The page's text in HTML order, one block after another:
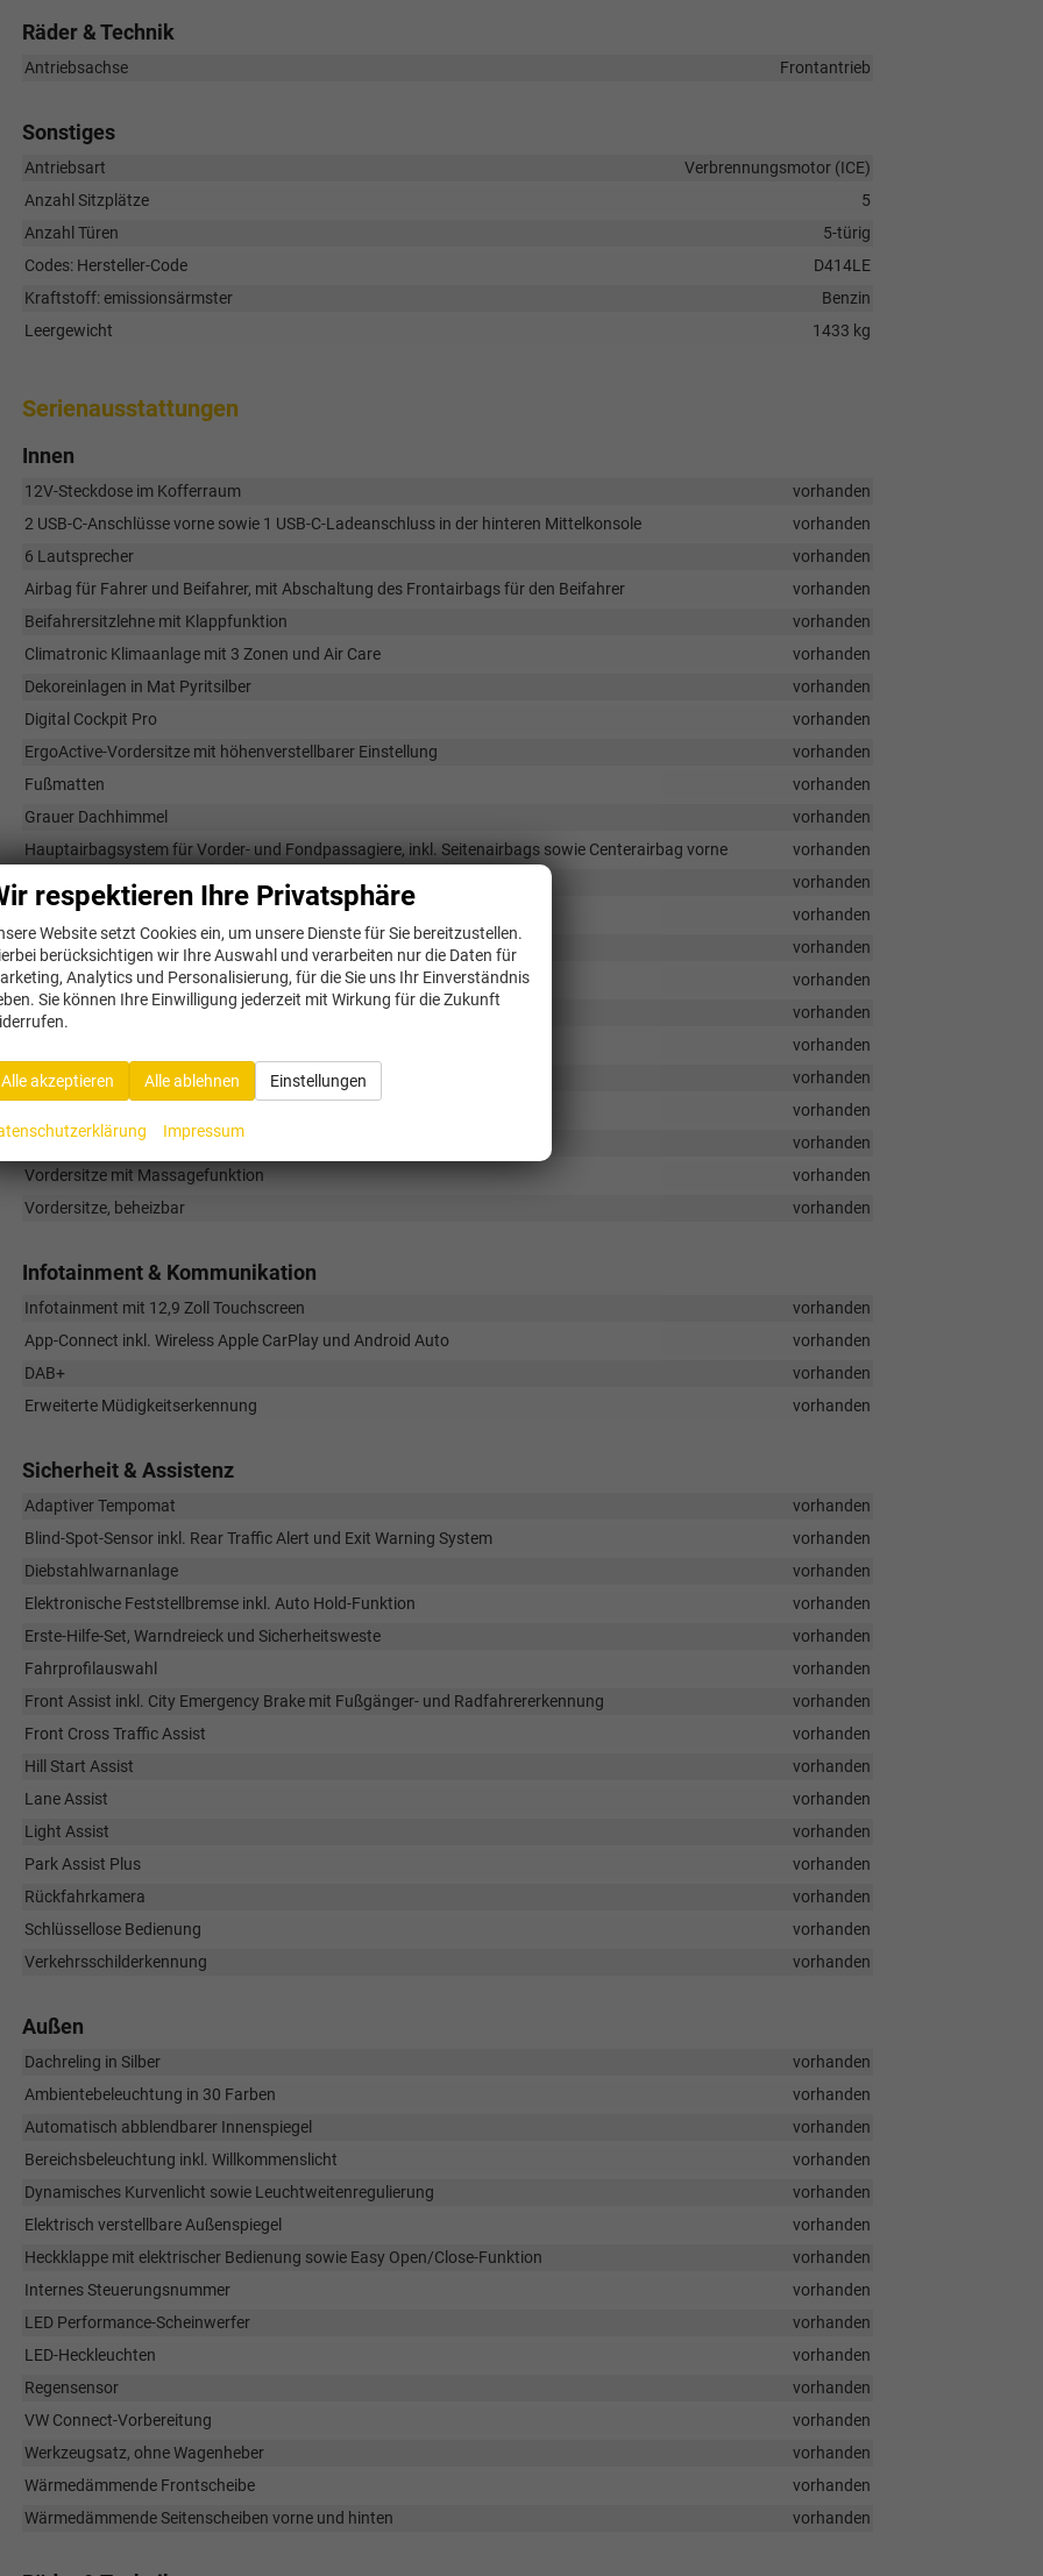
Räder & Technik
Antriebsachse Frontantrieb
Sonstiges
Antriebsart
Verbrennungsmotor (ICE)
Anzahl Sitzplätze
5
Anzahl Türen
5-türig
Codes: Hersteller-Code
D414LE
Kraftstoff: emissionsärmster
Benzin
Leergewicht
1433 kg
Serienausstattungen
Innen
12V-Steckdose im Kofferraum
vorhanden
2 USB-C-Anschlüsse vorne sowie 1 USB-C-Ladeanschluss in der hinteren Mittelkonsole
vorhanden
6 Lautsprecher
vorhanden
Airbag für Fahrer und Beifahrer, mit Abschaltung des Frontairbags für den Beifahrer
vorhanden
Beifahrersitzlehne mit Klappfunktion
vorhanden
Climatronic Klimaanlage mit 3 Zonen und Air Care
vorhanden
Dekoreinlagen in Mat Pyritsilber
vorhanden
Digital Cockpit Pro
vorhanden
ErgoActive-Vordersitze mit höhenverstellbarer Einstellung
vorhanden
Fußmatten
vorhanden
Grauer Dachhimmel
vorhanden
Hauptairbagsystem für Vorder- und Fondpassagiere, inkl. Seitenairbags sowie Centerairbag vorne
vorhanden
Induktives Laden
vorhanden
Komfortsitze vorne
vorhanden
LED-Leuchten im Fußraum vorne
vorhanden
Mittelarmlehne vorne
vorhanden
Multifunktions-Lederlenkrad, beheizbar mit DSG-Schaltfunktion
vorhanden
vorhanden
Türverkleidungen und Armlehnen in Leatherette
vorhanden
vorhanden
Vordersitze mit elektrisch verstellbarer Lendenstütze
vorhanden
Vordersitze mit Massagefunktion
vorhanden
Vordersitze, beheizbar
vorhanden
Infotainment & Kommunikation
Infotainment mit 12,9 Zoll Touchscreen
vorhanden
App-Connect inkl. Wireless Apple CarPlay und Android Auto
vorhanden
DAB+
vorhanden
Erweiterte Müdigkeitserkennung
vorhanden
Sicherheit & Assistenz
Adaptiver Tempomat
vorhanden
Blind-Spot-Sensor inkl. Rear Traffic Alert und Exit Warning System
vorhanden
Diebstahlwarnanlage
vorhanden
Elektronische Feststellbremse inkl. Auto Hold-Funktion
vorhanden
Erste-Hilfe-Set, Warndreieck und Sicherheitsweste
vorhanden
Fahrprofilauswahl
vorhanden
Front Assist inkl. City Emergency Brake mit Fußgänger- und Radfahrererkennung
vorhanden
Front Cross Traffic Assist
vorhanden
Hill Start Assist
vorhanden
Lane Assist
vorhanden
Light Assist
vorhanden
Park Assist Plus
vorhanden
Rückfahrkamera
vorhanden
Schlüssellose Bedienung
vorhanden
Verkehrsschilderkennung
vorhanden
Außen
Dachreling in Silber
vorhanden
Ambientebeleuchtung in 30 Farben
vorhanden
Automatisch abblendbarer Innenspiegel
vorhanden
Bereichsbeleuchtung inkl. Willkommenslicht
vorhanden
Dynamisches Kurvenlicht sowie Leuchtweitenregulierung
vorhanden
Elektrisch verstellbare Außenspiegel
vorhanden
Heckklappe mit elektrischer Bedienung sowie Easy Open/Close-Funktion
vorhanden
Internes Steuerungsnummer
vorhanden
LED Performance-Scheinwerfer
vorhanden
LED-Heckleuchten
vorhanden
Regensensor
vorhanden
VW Connect-Vorbereitung
vorhanden
Werkzeugsatz, ohne Wagenheber
vorhanden
Wärmedämmende Frontscheibe
vorhanden
Wärmedämmende Seitenscheiben vorne und hinten
vorhanden
respektieren Ihre Privatsphäre
Website setzt Cookies ein, um unsere Dienste für Sie bereitzustellen.
berücksichtigen wir Ihre Auswahl und verarbeiten nur die Daten für
Analytics und Personalisierung, für die Sie uns Ihr Einverständnis
Sie können Ihre Einwilligung jederzeit mit Wirkung für die Zukunft
Alle akzeptieren Alle ablehnen Einstellungen
Impressum